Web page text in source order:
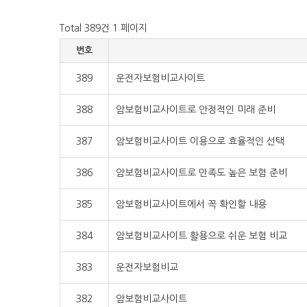
Total 389건 1 페이지
번호
389 운전자보험비교사이트
388 암보험비교사이트로 안정적인 미래 준비
387 암보험비교사이트 이용으로 효율적인 선택
386 암보험비교사이트로 만족도 높은 보험 준비
385 암보험비교사이트에서 꼭 확인할 내용
384 암보험비교사이트 활용으로 쉬운 보험 비교
383 운전자보험비교
382 암보험비교사이트